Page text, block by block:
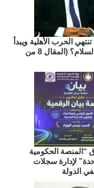
الحرب الأهلية ويبدأ
بناء السلام؟ (المقال 8 من
“المنصة الحكومية
لإدارة سجلات
الدولة